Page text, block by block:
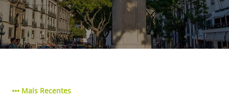
Mais Recentes